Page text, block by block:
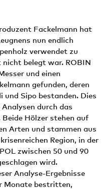
Fackelmann hat
nun endlich
verwendet zu
nicht belegt war. ROBIN
und einen
gefunden, deren
und Sipo bestanden. Dies
durch das
Hölzer stehen auf
Arten und stammen aus
Region, in der
zwischen 50 und 90
wird.
Analyse-Ergebnisse
Monate bestritten,